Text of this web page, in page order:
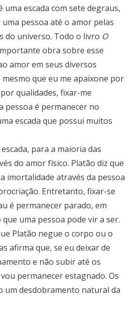
escada com sete degraus,
pessoa até o amor pelas
do universo. Todo o livro O
obra sobre esse
amor em seus diversos
mesmo que eu me apaixone por
qualidades, fixar-me
pessoa é permanecer no
escada que possui muitos
para a maioria das
do amor físico. Platão diz que
imortalidade através da pessoa
Entretanto, fixar-se
é permanecer parado, em
uma pessoa pode vir a ser.
Platão negue o corpo ou o
afirma que, se eu deixar de
e não subir até os
permanecer estagnado. Os
um desdobramento natural da